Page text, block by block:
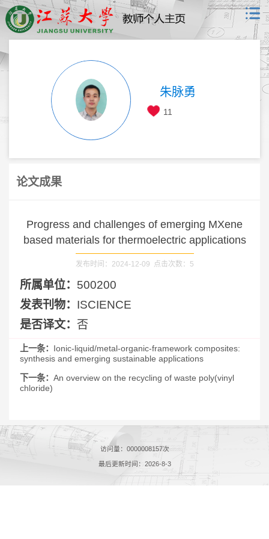
朱脉勇
11
论文成果
Progress and challenges of emerging MXene
based materials for thermoelectric applications
发布时间：2024-12-09 点击次数： 5
所属单位： 500200
发表刊物： ISCIENCE
是否译文： 否
上一条： Ionic-liquid/metal-organic-framework composites:
synthesis and emerging sustainable applications
下一条： An overview on the recycling of waste poly(vinyl
chloride)
访问量： 0000008157次
最后更新时间： 2026-8-3